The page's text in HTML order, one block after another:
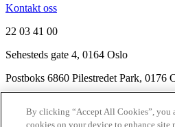
Kontakt oss
22 03 41 00
Sehesteds gate 4, 0164 Oslo
Postboks 6860 Pilestredet Park, 0176
Nyhetsbrev
By clicking “Accept All Cookies”, you
cookies on your device to enhance site